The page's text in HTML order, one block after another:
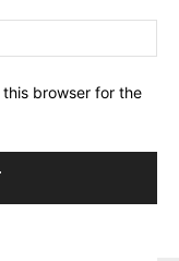
browser for the